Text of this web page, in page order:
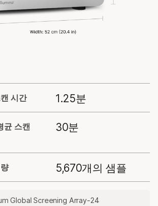
시간 1.25분
균 스캔
30분
5,670개의 샘플
Global Screening Array-24